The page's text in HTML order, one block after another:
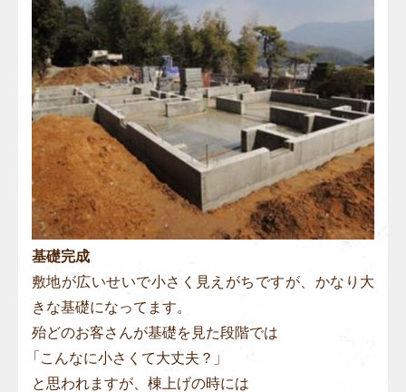
基礎完成
敷地が広いせいで小さく見えがちですが、かなり大
きな基礎になってます。
殆どのお客さんが基礎を見た段階では
「こんなに小さくて大丈夫？」
と思われますが、棟上げの時には